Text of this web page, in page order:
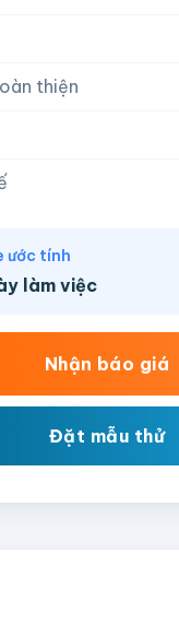
EPS, PSD, PNG, JPG
thiện
ước tính
làm việc
Nhận báo giá
Đặt mẫu thử